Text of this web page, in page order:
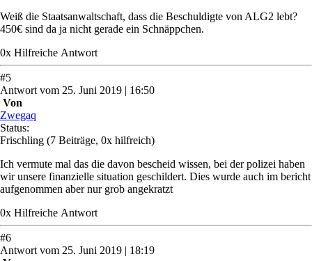
Weiß die Staatsanwaltschaft, dass die Beschuldigte von ALG2 lebt?
450€ sind da ja nicht gerade ein Schnäppchen.
0x Hilfreiche Antwort
#5
Antwortvom 25. Juni 2019 | 16:50
Von
Zwegaq
Status:
Frischling (7 Beiträge, 0x hilfreich)
Ich vermute mal das die davon bescheid wissen, bei der polizei haben
wir unsere finanzielle situation geschildert. Dies wurde auch im bericht
aufgenommen aber nur grob angekratzt
0x Hilfreiche Antwort
#6
Antwortvom 25. Juni 2019 | 18:19